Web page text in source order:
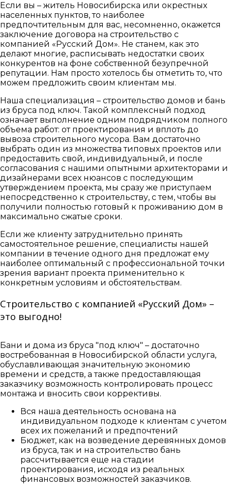
Если вы – житель Новосибирска или окрестных
населенных пунктов, то наиболее
предпочтительным для вас, несомненно, окажется
заключение договора на строительство с
компанией «Русский Дом». Не станем, как это
делают многие, расписывать недостатки своих
конкурентов на фоне собственной безупречной
репутации. Нам просто хотелось бы отметить то, что
можем предложить своим клиентам мы.
Наша специализация – строительство домов и бань
из бруса под ключ. Такой комплексный подход
означает выполнение одним подрядчиком полного
объема работ: от проектирования и вплоть до
вывоза строительного мусора. Вам достаточно
выбрать один из множества типовых проектов или
предоставить свой, индивидуальный, и после
согласования с нашими опытными архитекторами и
дизайнерами всех нюансов с последующим
утверждением проекта, мы сразу же приступаем
непосредственно к строительству, с тем, чтобы вы
получили полностью готовый к проживанию дом в
максимально сжатые сроки.
Если же клиенту затруднительно принять
самостоятельное решение, специалисты нашей
компании в течение одного дня предложат ему
наиболее оптимальный с профессиональной точки
зрения вариант проекта применительно к
конкретным условиям и обстоятельствам.
Строительство с компанией «Русский Дом» –
это выгодно!
Бани и дома из бруса "под ключ" – достаточно
востребованная в Новосибирской области услуга,
обуславливающая значительную экономию
времени и средств, а также предоставляющая
заказчику возможность контролировать процесс
монтажа и вносить свои коррективы.
Вся наша деятельность основана на
индивидуальном подходе к клиентам с учетом
всех их пожеланий и предпочтений
Бюджет, как на возведение деревянных домов
из бруса, так и на строительство бань
рассчитывается еще на стадии
проектирования, исходя из реальных
финансовых возможностей заказчиков.